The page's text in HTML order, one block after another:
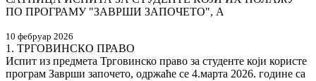
ПО ПРОГРАМУ "ЗAВРШИ ЗAПОЧЕТО", А
10 фебруар 2026
1. ТРГОВИНСКО ПРАВО
Испит из предмета Трговинско право за студенте који користе
програм Заврши започето, одржаће се 4.марта 2026. године са